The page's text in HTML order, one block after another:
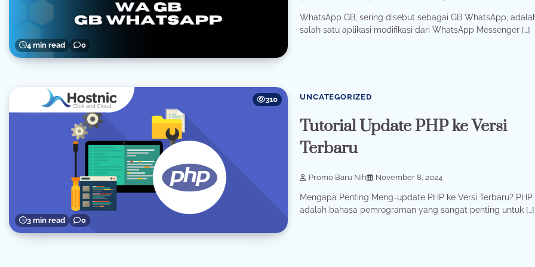
4 min read 0
WhatsApp GB, sering disebut sebagai GB WhatsApp,
salah satu aplikasi modifikasi dari WhatsApp Messenger […]
3 min read 0
310 UNCATEGORIZED
Tutorial Update PHP ke Versi
Terbaru
Promo Baru Nih November 8, 2024
Mengapa Penting Meng-update PHP ke Versi Terbaru? PHP
adalah bahasa pemrograman yang sangat penting untuk […]